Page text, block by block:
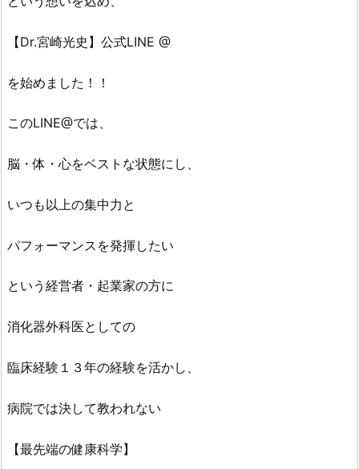
【Dr.宮崎光史】公式LINE @
を始めました！！
このLINE@では、
脳・体・心をベストな状態にし、
いつも以上の集中力と
パフォーマンスを発揮したい
という経営者・起業家の方に
消化器外科医としての
臨床経験１３年の経験を活かし、
病院では決して教われない
【最先端の健康科学】